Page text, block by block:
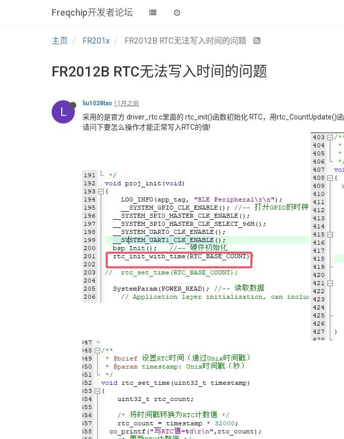
Freqchip开发者论坛
主页 FR201x FR2012B RTC无法写入时间的问题
FR2012B RTC无法写入时间的问题
L
liu1028tao 11月之前
采用的是官方 driver_rtc.c里面的 rtc_init()函数初始化 RTC，用rtc_CountUpdate()
请问下要怎么操作才能正常写入RTC的值!